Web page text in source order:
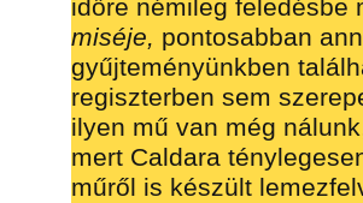
időre némileg feledésbe
miséje, pontosabban
gyűjteményünkben
regiszterben sem
ilyen mű van még
mert Caldara
műről is készült